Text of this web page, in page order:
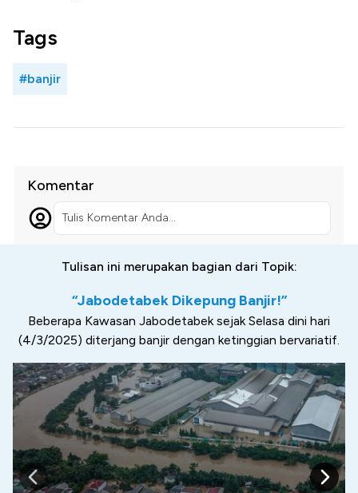
Tags
#banjir
Komentar
Tulis Komentar Anda...
Tulisan ini merupakan bagian dari Topik:
“Jabodetabek Dikepung Banjir!”
Beberapa Kawasan Jabodetabek sejak Selasa dini hari
(4/3/2025) diterjang banjir dengan ketinggian bervariatif.